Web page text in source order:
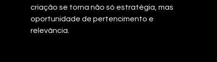
criação se torna não só estratégia, mas
oportunidade de pertencimento e
relevância.